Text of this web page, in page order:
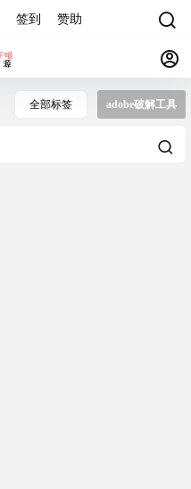
签到 赞助
全部标签 adobe破解工具